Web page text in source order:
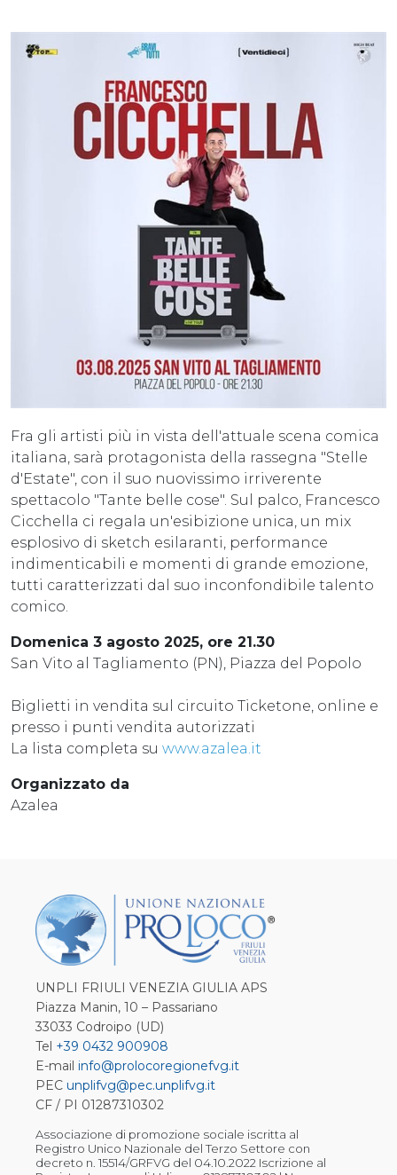
Fra gli artisti più in vista dell'attuale scena comica
italiana, sarà protagonista della rassegna "Stelle
d'Estate", con il suo nuovissimo irriverente
spettacolo "Tante belle cose". Sul palco, Francesco
Cicchella ci regala un'esibizione unica, un mix
esplosivo di sketch esilaranti, performance
indimenticabili e momenti di grande emozione,
tutti caratterizzati dal suo inconfondibile talento
comico.
Domenica 3 agosto 2025, ore 21.30
San Vito al Tagliamento (PN), Piazza del Popolo
Biglietti in vendita sul circuito Ticketone, online e
presso i punti vendita autorizzati
La lista completa su www.azalea.it
Organizzato da
Azalea
UNPLI FRIULI VENEZIA GIULIA APS
Piazza Manin, 10 – Passariano
33033 Codroipo (UD)
Tel +39 0432 900908
E-mail info@prolocoregionefvg.it
PEC unplifvg@pec.unplifvg.it
CF / PI 01287310302
Associazione di promozione sociale iscritta al
Registro Unico Nazionale del Terzo Settore con
decreto n. 15514/GRFVG del 04.10.2022 Iscrizione al